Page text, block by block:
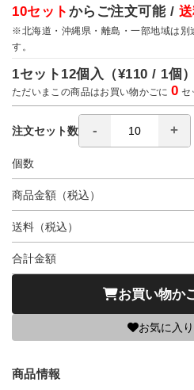
10セット からご注文可能 /
※北海道・沖縄県・離島・一部地域は別
す。
1セット12個入（¥110 / 1
ただいまこの商品はお買い物かごに0 セ
注文セット数
個数
商品金額（税込）
送料（税込）
合計金額
お買い物か
お気に入
商品情報